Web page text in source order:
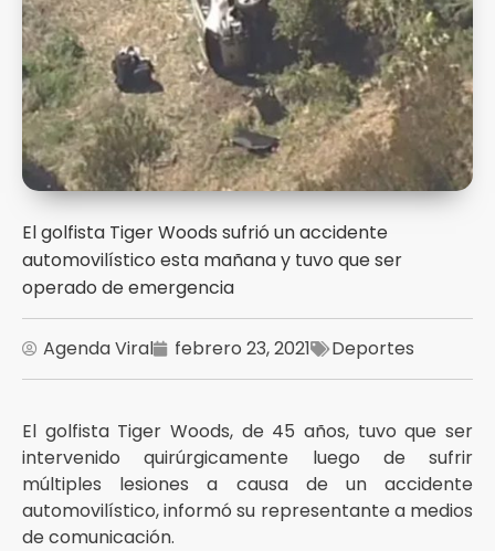
El golfista Tiger Woods sufrió un accidente
automovilístico esta mañana y tuvo que ser
operado de emergencia
Agenda Viral febrero 23, 2021 Deportes
El golfista Tiger Woods, de 45 años, tuvo que ser
intervenido quirúrgicamente luego de sufrir
múltiples lesiones a causa de un accidente
automovilístico, informó su representante a medios
de comunicación.